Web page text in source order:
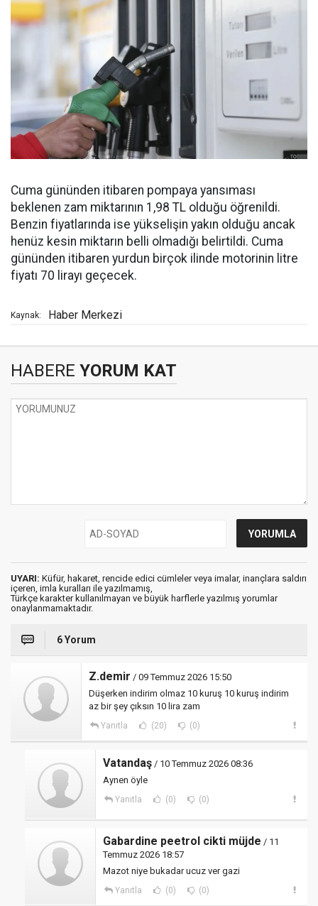
Cuma gününden itibaren pompaya yansıması
beklenen zam miktarının 1,98 TL olduğu öğrenildi.
Benzin fiyatlarında ise yükselişin yakın olduğu ancak
henüz kesin miktarın belli olmadığı belirtildi. Cuma
gününden itibaren yurdun birçok ilinde motorinin litre
fiyatı 70 lirayı geçecek.
Kaynak: Haber Merkezi
HABERE YORUM KAT
UYARI: Küfür, hakaret, rencide edici cümleler veya imalar, inançlara saldırı
içeren, imla kuralları ile yazılmamış,
Türkçe karakter kullanılmayan ve büyük harflerle yazılmış yorumlar
onaylanmamaktadır.
6 Yorum
Z.demir / 09 Temmuz 2026 15:50
Düşerken indirim olmaz 10 kuruş 10 kuruş indirim
az bir şey çıksın 10 lira zam
Yanıtla (20) (0)
Vatandaş / 10 Temmuz 2026 08:36
Aynen öyle
Yanıtla (0) (0)
Gabardine peetrol cikti müjde / 11
Temmuz 2026 18:57
Mazot niye bukadar ucuz ver gazi
Yanıtla (0) (0)